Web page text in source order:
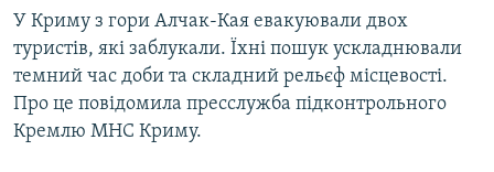
пошуку
ІНТЕРВ'Ю
ВСЕ ЗА ДЕНЬ
СПЕЦПРОЕКТИ
ДЕПОРТАЦІЯ
ЯК ОБІЙТИ БЛОКУВАННЯ
У Криму з гори Алчак-Кая евакуювали двох
туристів, які заблукали. Їхні пошук ускладнювали
темний час доби та складний рельєф місцевості.
Про це повідомила пресслужба підконтрольного
Кремлю МНС Криму.